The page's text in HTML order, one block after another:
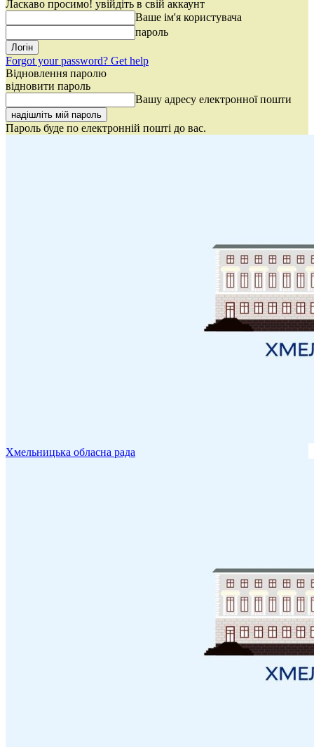
Ласкаво просимо! увійдіть в свій аккаунт
Ваше ім'я користувача
пароль
Forgot your password? Get help
Відновлення паролю
відновити пароль
Вашу адресу електронної пошти
Пароль буде по електронній пошті до вас.
Хмельницька обласна рада